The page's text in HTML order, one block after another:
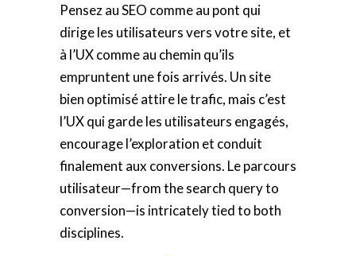
Pensez au SEO comme au pont qui
dirige les utilisateurs vers votre site, et
à l’UX comme au chemin qu’ils
empruntent une fois arrivés. Un site
bien optimisé attire le trafic, mais c’est
l’UX qui garde les utilisateurs engagés,
encourage l’exploration et conduit
finalement aux conversions. Le parcours
utilisateur—from the search query to
conversion—is intricately tied to both
disciplines.